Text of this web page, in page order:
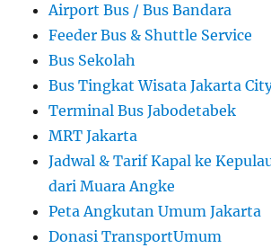
Airport Bus / Bus Bandara
Feeder Bus & Shuttle Service
Bus Sekolah
Bus Tingkat Wisata Jakarta
Terminal Bus Jabodetabek
MRT Jakarta
Jadwal & Tarif Kapal ke
dari Muara Angke
Peta Angkutan Umum Jakarta
Donasi TransportUmum